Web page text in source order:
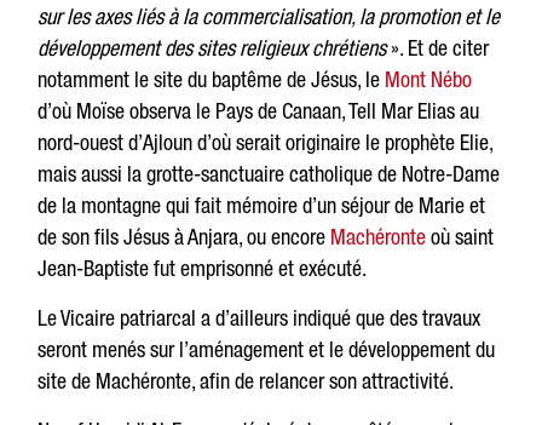
sur les axes liés à la commercialisation, la promotion et le
développement des sites religieux chrétiens». Et de citer
notamment le site du baptême de Jésus, le Mont Nébo
d’où Moïse observa le Pays de Canaan, Tell Mar Elias au
nord-ouest d’Ajloun d’où serait originaire le prophète Elie,
mais aussi la grotte-sanctuaire catholique de Notre-Dame
de la montagne qui fait mémoire d’un séjour de Marie et
de son fils Jésus à Anjara, ou encore Machéronteoù saint
Jean-Baptiste fut emprisonné et exécuté.
Le Vicaire patriarcal a d’ailleurs indiqué que des travaux
seront menés sur l’aménagement et le développement du
site de Machéronte, afin de relancer son attractivité.